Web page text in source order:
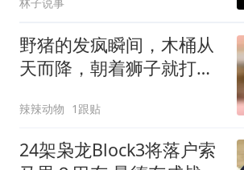
林子说事
野猪的发疯瞬间，木桶从
天而降，朝着狮子就打去
辣辣动物 1跟贴
24架枭龙Block3将落户索